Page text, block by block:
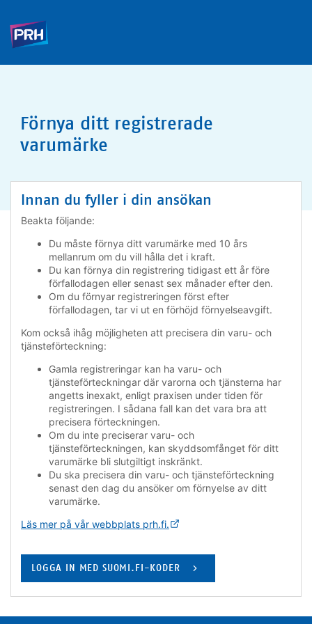
Förnya ditt registrerade
varumärke
Innan du fyller i din ansökan
Beakta följande:
Du måste förnya ditt varumärke med 10 års
mellanrum om du vill hålla det i kraft.
Du kan förnya din registrering tidigast ett år före
förfallodagen eller senast sex månader efter den.
Om du förnyar registreringen först efter
förfallodagen, tar vi ut en förhöjd förnyelseavgift.
Kom också ihåg möjligheten att precisera din varu- och
tjänsteförteckning:
Gamla registreringar kan ha varu- och
tjänsteförteckningar där varorna och tjänsterna har
angetts inexakt, enligt praxisen under tiden för
registreringen. I sådana fall kan det vara bra att
precisera förteckningen.
Om du inte preciserar varu- och
tjänsteförteckningen, kan skyddsomfånget för ditt
varumärke bli slutgiltigt inskränkt.
Du ska precisera din varu- och tjänsteförteckning
senast den dag du ansöker om förnyelse av ditt
varumärke.
Läs mer på vår webbplats prh.fi.
LOGGA IN MED SUOMI.FI-KODER